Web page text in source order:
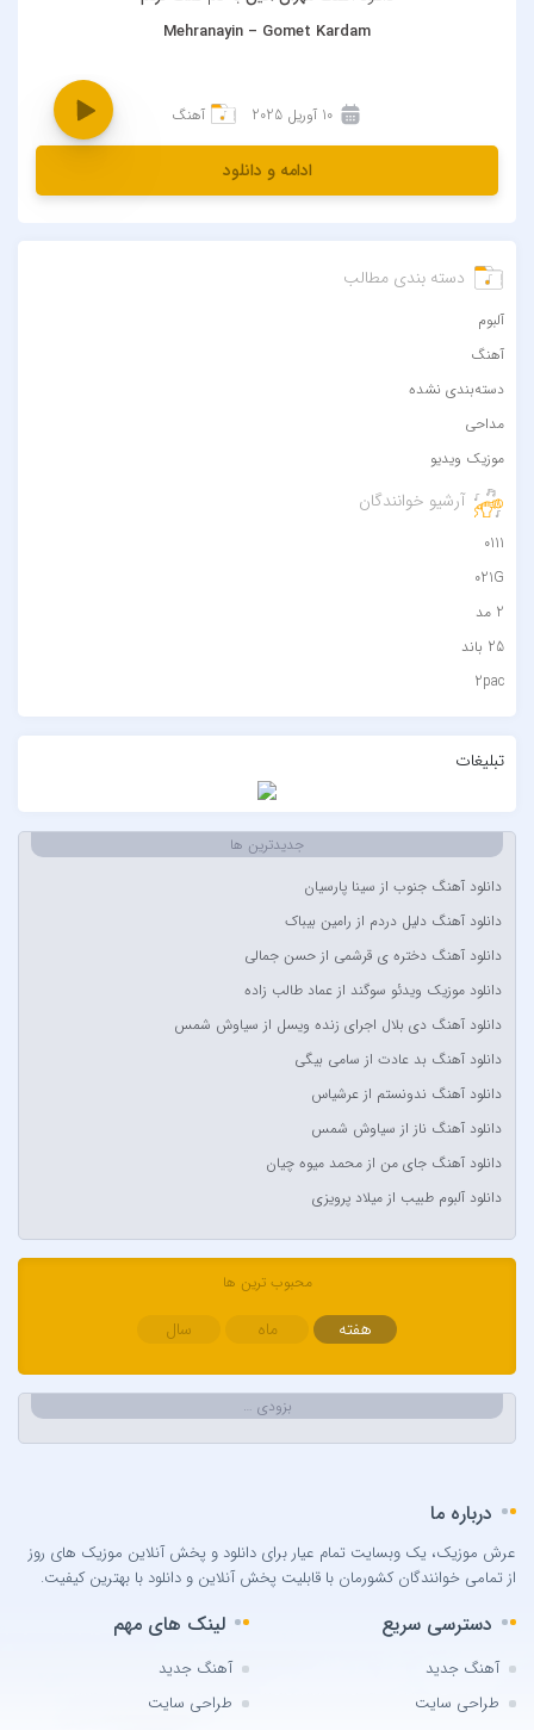
Mehranayin – Gomet Kardam
10 آوریل 2025 آهنگ
ادامه و دانلود
دسته بندی مطالب
آلبوم
آهنگ
دسته‌بندی نشده
مداحی
موزیک ویدیو
آرشیو خوانندگان
0111
021G
2 مد
25 باند
2pac
۷ بند
Afra
AFROJACK
Ahmadreza Habibiyan
Akon
Alexandra Stan
Amir Khalvat
Andre Schnura & Timmy Trumpet & Alexandra Stan
Anyma Ellie Goulding
Arsha Michaels
Aşkın Nur Yengi
Ava Max
Bebe Rexha
Bengü
Berkay
Bilal Sonses & Çağın
Bilal Sonses & Deniz Toprak
Burak Buluk & Zara & Kurtuluş Kuş
Burak Bulut
Can Bonomo
Cenk Türk
تبلیغات
جدیدترین ها
دانلود آهنگ جنوب از سینا پارسیان
دانلود آهنگ دلیل دردم از رامین بیباک
دانلود آهنگ دختره ی قرشمی از حسن جمالی
دانلود موزیک ویدئو سوگند از عماد طالب زاده
دانلود آهنگ دی بلال اجرای زنده ویسل از سیاوش شمس
دانلود آهنگ بد عادت از سامی بیگی
دانلود آهنگ ندونستم از عرشیاس
دانلود آهنگ ناز از سیاوش شمس
دانلود آهنگ جای من از محمد میوه چیان
دانلود آلبوم طبیب از میلاد پرویزی
محبوب ترین ها
هفته ماه سال
بزودی …
درباره ما
عرش موزیک، یک وبسایت تمام عیار برای دانلود و پخش آنلاین موزیک های روز
از تمامی خوانندگان کشورمان با قابلیت پخش آنلاین و دانلود با بهترین کیفیت.
دسترسی سریع
آهنگ جدید
طراحی سایت
لینک های مهم
آهنگ جدید
طراحی سایت